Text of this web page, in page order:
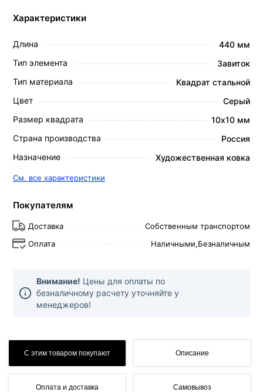
Характеристики
Длина
440 мм
Тип элемента
Завиток
Тип материала
Квадрат стальной
Цвет
Серый
Размер квадрата
10х10 мм
Страна производства
Россия
Назначение
Художественная ковка
См. все характеристики
Покупателям
Доставка
Собственным транспортом
Оплата
Наличными,Безналичным
Внимание! Цены для оплаты по
безналичному расчету уточняйте у
менеджеров!
С этим товаром покупают Описание
Оплата и доставка Самовывоз